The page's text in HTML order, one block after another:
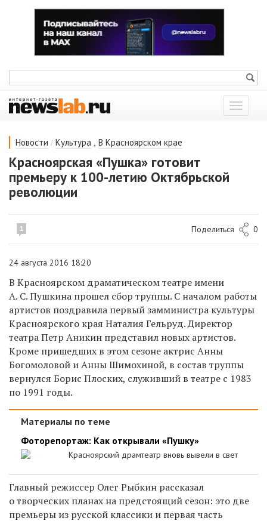
Показать
меню
Новости / Культура , В Красноярском крае
Красноярская «Пушка» готовит
премьеру к 100-летию Октябрьской
революции
1 Поделиться 0
24 августа 2016 18:20
В Красноярском драматическом театре имени
А. С. Пушкина прошел сбор труппы. С началом работы
артистов поздравила первый замминистра культуры
Красноярского края Наталия Гельруд. Директор
театра Петр Аникин представил новых артистов.
Кроме пришедших в этом сезоне актрис Анны
Богомоловой и Анны Шимохиной, в состав труппы
вернулся Борис Плоских, служивший в театре с 1983
по 1991 годы.
Материалы по теме
Фоторепортаж: Как открывали «Пушку»
Красноярский драмтеатр вновь вывели в свет
Главный режиссер Олег Рыбкин рассказал
о творческих планах на предстоящий сезон: это две
премьеры из русской классики и первая часть